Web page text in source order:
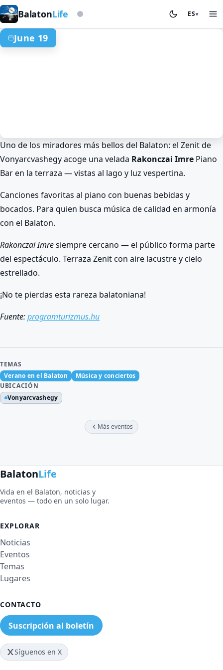
BalatonLife Según la baliza de tormentasES▾
June 19
Piano Bar de Rakonczai Imre con
panorama del Balaton en
Vonyarcvashegy
Jun 19. · egész nap
Uno de los miradores más bellos del Balaton: el Zenit de
Vonyarcvashegy acoge una velada Rakonczai Imre Piano
Bar en la terraza — vistas al lago y luz vespertina.
Canciones favoritas al piano con buenas bebidas y
bocados. Para quien busca música de calidad en armonía
con el Balaton.
Rakonczai Imresiempre cercano — el público forma parte
del espectáculo. Terraza Zenit con aire lacustre y cielo
estrellado.
¡No te pierdas esta rareza balatoniana!
Fuente:programturizmus.hu
TEMAS
Verano en el Balaton
Música y conciertos
UBICACIÓN
Vonyarcvashegy
Más eventos
BalatonLife
Vida en el Balaton, noticias y
eventos — todo en un solo lugar.
EXPLORAR
Noticias
Eventos
Temas
Lugares
CONTACTO
Suscripción al boletín
Síguenos en X